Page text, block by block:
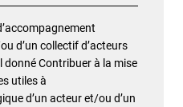
d’un collectif d’acteurs
Contribuer à la mise
utiles à
d’un acteur et/ou d’un